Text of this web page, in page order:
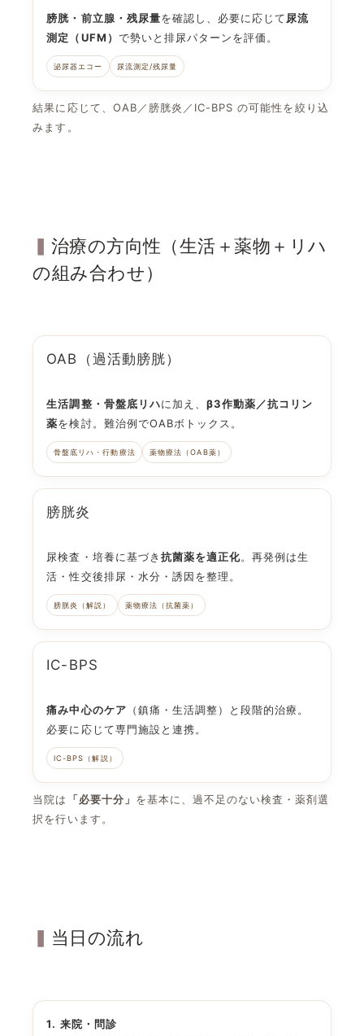
膀胱・前立腺・残尿量を確認し、必要に応じて尿流
測定（UFM） で勢いと排尿パターンを評価。
泌尿器エコー 尿流測定/残尿量
結果に応じて、 OAB ／ 膀胱炎 ／ IC-BPS の可能性を絞り込
みます。
治療の方向性（生活＋薬物＋リハ
の組み合わせ）
OAB（過活動膀胱）
生活調整・骨盤底リハに加え、 β3作動薬／抗コリン
薬を検討。難治例でOABボトックス 。
骨盤底リハ・行動療法 薬物療法（OAB薬）
膀胱炎
尿検査・培養に基づき 抗菌薬を適正化。再発例は生
活・性交後排尿・水分・誘因を整理。
膀胱炎（解説） 薬物療法（抗菌薬）
IC-BPS
痛み中心のケア （鎮痛・生活調整）と段階的治療。
必要に応じて専門施設と連携。
IC-BPS（解説）
当院は 「必要十分」 を基本に、過不足のない検査・薬剤選
択を行います。
当日の流れ
1. 来院・問診